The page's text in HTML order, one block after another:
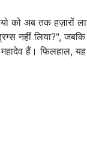
को अब तक हज़ारों
नहीं लिया?",
हैं। फिलहाल, यह